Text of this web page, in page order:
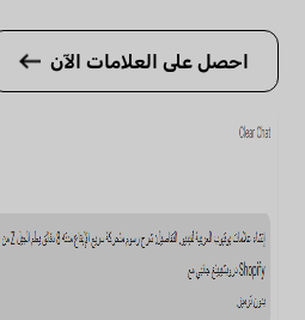
احصل على العلامات الآن